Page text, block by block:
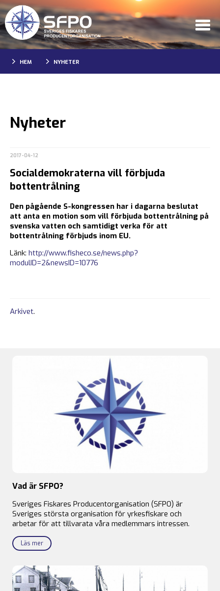
HEM NYHETER
Nyheter
2017-04-12
Socialdemokraterna vill förbjuda
bottentrålning
Den pågående S-kongressen har i dagarna beslutat
att anta en motion som vill förbjuda bottentrålning på
svenska vatten och samtidigt verka för att
bottentrålning förbjuds inom EU.
Länk: http://www.fisheco.se/news.php?
modulID=2&newsID=10776
Arkivet.
Vad är SFPO?
Sveriges Fiskares Producentorganisation (SFPO) är
Sveriges största organisation för yrkesfiskare och
arbetar för att tillvarata våra medlemmars intressen.
Läs mer